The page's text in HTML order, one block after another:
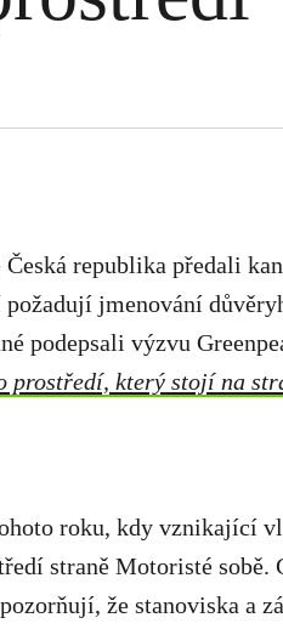
Česká republika předali
jmenování
podepsali výzvu
prostředí, který stojí na
roku, kdy vznikající
straně Motoristé sobě.
že stanoviska a